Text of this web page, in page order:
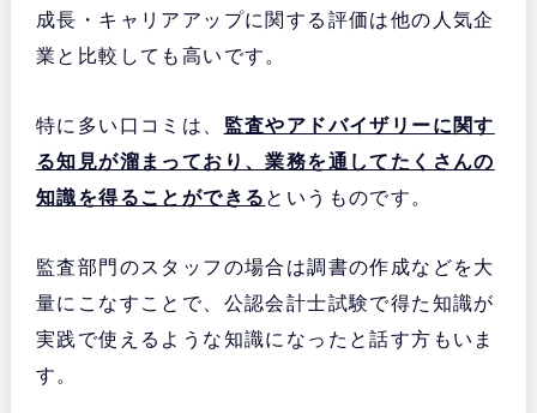
成長・キャリアアップに関する評価は他の人気企
業と比較しても高いです。
特に多い口コミは、 監査やアドバイザリーに関す
る知見が溜まっており、業務を通してたくさんの
知識を得ることができる というものです。
監査部門のスタッフの場合は調書の作成などを大
量にこなすことで、公認会計士試験で得た知識が
実践で使えるような知識になったと話す方もいま
す。